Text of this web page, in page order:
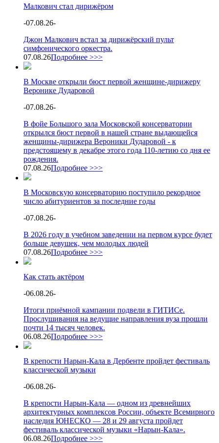
Малкович стал дирижёром
-07.08.26-
Джон Малкович встал за дирижёрский пульт
симфонического оркестра.
07.08.26Подробнее >>>
В Москве открыли бюст первой женщине-дирижеру
Веронике Дударовой
-07.08.26-
В фойе Большого зала Московской консерватории
открылся бюст первой в нашей стране выдающейся
женщины-дирижера Вероники Дударовой - к
предстоящему в декабре этого года 110-летию со дня ее
рождения.
07.08.26Подробнее >>>
В Московскую консерваторию поступило рекордное
число абитуриентов за последние годы
-07.08.26-
В 2026 году в учебном заведении на первом курсе будет
больше девушек, чем молодых людей
07.08.26Подробнее >>>
Как стать актёром
-06.08.26-
Итоги приёмной кампании подвели в ГИТИСе.
Прослушивания на ведущие направления вуза прошли
почти 14 тысяч человек.
06.08.26Подробнее >>>
В крепости Нарын-Кала в Дербенте пройдет фестиваль
классической музыки
-06.08.26-
В крепости Нарын-Кала — одном из древнейших
архитектурных комплексов России, объекте Всемирного
наследия ЮНЕСКО — 28 и 29 августа пройдет
фестиваль классической музыки «Нарын-Кала».
06.08.26Подробнее >>>